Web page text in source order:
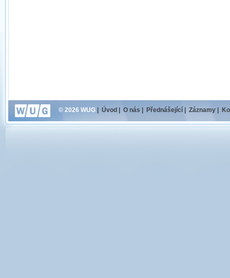
© 2026 WUG Úvod O nás Přednášející Záznamy